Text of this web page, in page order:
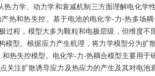
力学、动力学和衰减机制三方面理解电化学
热和热失控。基于电池的电化学-力-热多场
过程，模型大多为颗粒和电极层级，但维度不
模型。根据应力产生机理，将力学模型分为扩
热失控模型。电化学-力-热耦合模型主要用
关注扩散诱导应力及热应力的产生及其对电